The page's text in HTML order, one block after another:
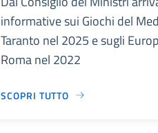
informative sui Giochi del
Taranto nel 2025 e sugli
Roma nel 2022
SCOPRI TUTTO